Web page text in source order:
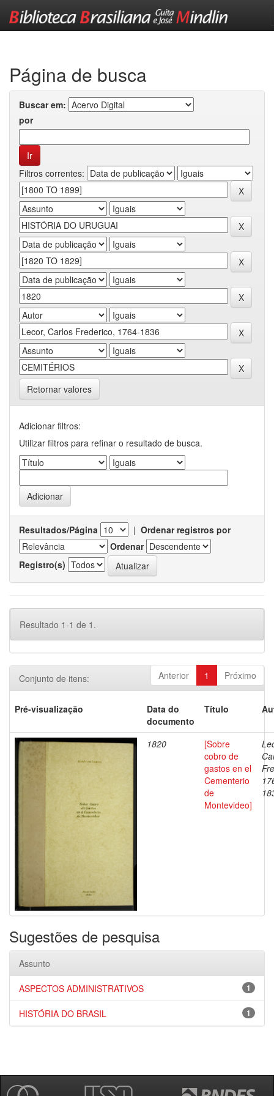
Página de busca
Buscar em:
por
Filtros correntes:
Retornar valores
Adicionar filtros:
Utilizar filtros para refinar o resultado de busca.
Resultados/Página | Ordenar registros por
Ordenar
Registro(s)
Resultado 1-1 de 1.
Anterior 1 Próximo
Conjunto de itens:
Pré-visualização
Data do
documento
Título
1820
[Sobre
cobro de
gastos en el
Cementerio
de
Montevideo]
Sugestões de pesquisa
Assunto
1
ASPECTOS ADMINISTRATIVOS
1
HISTÓRIA DO BRASIL